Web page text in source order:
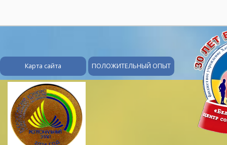
Карта сайта ПОЛОЖИТЕЛЬНЫЙ ОПЫТ